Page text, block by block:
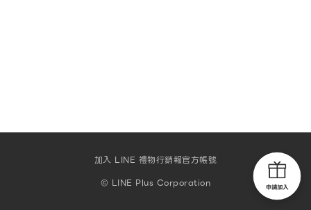
加入 LINE 禮物行銷報官方帳號
© LINE Plus Corporation